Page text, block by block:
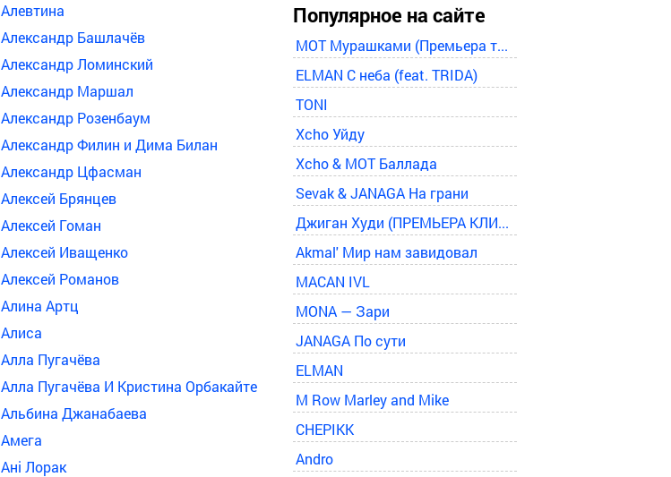
Алевтина
Александр Башлачёв
Александр Ломинский
Александр Маршал
Александр Розенбаум
Александр Филин и Дима Билан
Александр Цфасман
Алексей Брянцев
Алексей Гоман
Алексей Иващенко
Алексей Романов
Алина Артц
Алиса
Алла Пугачёва
Алла Пугачёва И Кристина Орбакайте
Альбина Джанабаева
Амега
Ані Лорак
Популярное на сайте
MOT Мурашками (Премьера трека
ELMAN С неба (feat. TRIDA)
TONI
Xcho Уйду
Xcho & MOT Баллада
Sevak & JANAGA На грани
Джиган Худи (ПРЕМЬЕРА КЛИПА 2024)
Akmal' Мир нам завидовал
MACAN IVL
MONA — Зари
JANAGA По сути
ELMAN
M Row Marley and Mike
CHEPIKK
Andro